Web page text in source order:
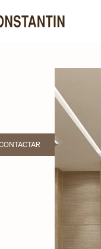
LINK OPENS IN NEW TAB